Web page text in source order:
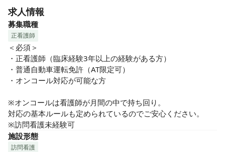
★／
〜利用者様に徹底して寄り添う事業展開〜
ハースは名古屋市天白区を中心に医療・介護福祉事業と保育
園を運営しています。皆様の声を聞き、本当に必要とされて
いるサービス展開に特化。「無いなら0からハースがつくろ
う」という想いでお困りごとの解消に取り組み続けていま
す！
を活かしながら、生まれたばかりの赤ちゃんからお年寄りま
であらゆる方々の生活のお手伝いをさせていただいていま
す。心からの希望を実現しているからこそ、本気の「ありが
とう」を受け取ることができる環境があります♪
求人情報
募集職種
正看護師
＜必須＞
・正看護師（臨床経験3年以上の経験がある方）
・普通自動車運転免許（AT限定可）
・オンコール対応が可能な方
※オンコールは看護師が月間の中で持ち回り。
対応の基本ルールも定められているのでご安心ください。
※訪問看護未経験可
施設形態
訪問看護